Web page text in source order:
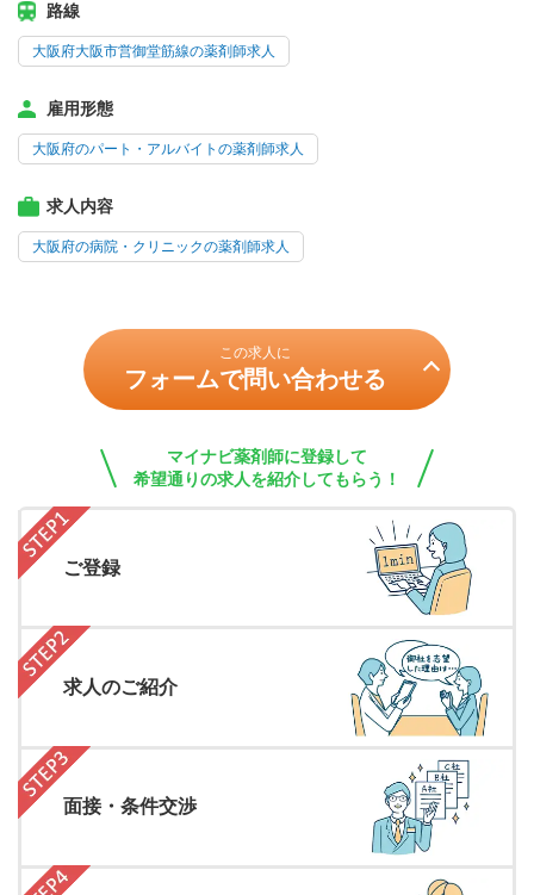
路線
大阪府大阪市営御堂筋線の薬剤師求人
雇用形態
大阪府のパート・アルバイトの薬剤師求人
求人内容
大阪府の病院・クリニックの薬剤師求人
この求人に
フォームで問い合わせる
マイナビ薬剤師に登録して
希望通りの求人を紹介してもらう！
ご登録
求人のご紹介
面接・条件交渉